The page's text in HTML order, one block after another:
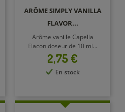
ARÔME SIMPLY VANILLA
FLAVOR...
Arôme vanille Capella
Flacon doseur de 10 ml...
Prix
2,75 €
En stock